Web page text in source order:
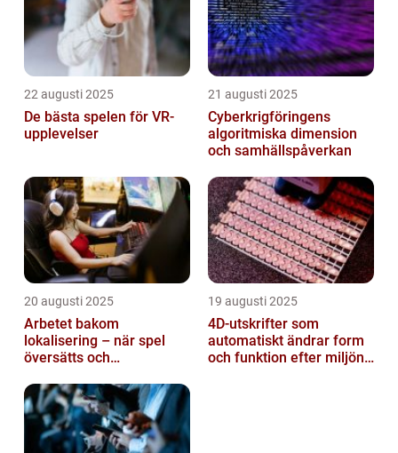
22 augusti 2025
De bästa spelen för VR-
upplevelser
21 augusti 2025
Cyberkrigföringens
algoritmiska dimension
och samhällspåverkan
20 augusti 2025
Arbetet bakom
lokalisering – när spel
översätts och
19 augusti 2025
4D-utskrifter som
automatiskt ändrar form
och funktion efter miljöns